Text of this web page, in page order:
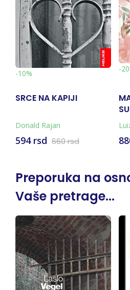
-10%
SRCE NA KAPIJI
Donald Rajan
594 rsd 660 rsd
-
Preporuka na
Vaše pretrage...